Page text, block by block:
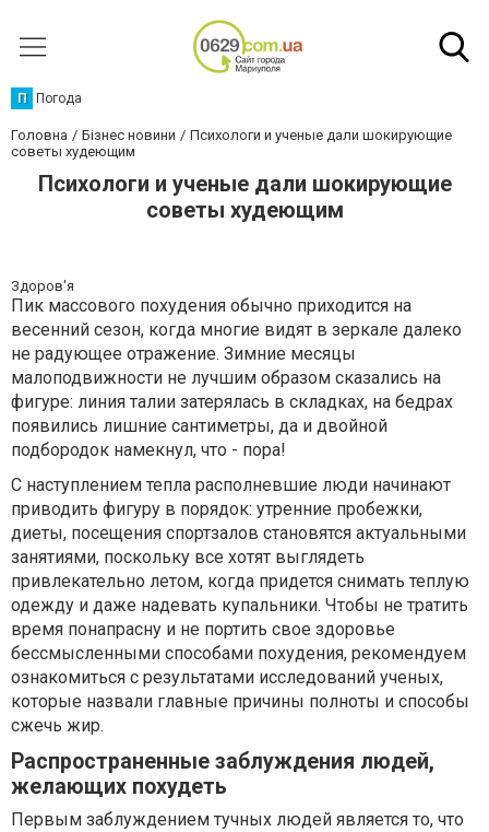
П Погода
Головна Бізнес новини
Психологи и ученые дали шокирующие
советы худеющим
Психологи и ученые дали шокирующие
советы худеющим
Здоров'я
Пик массового похудения обычно приходится на
весенний сезон, когда многие видят в зеркале далеко
не радующее отражение. Зимние месяцы
малоподвижности не лучшим образом сказались на
фигуре: линия талии затерялась в складках, на бедрах
появились лишние сантиметры, да и двойной
подбородок намекнул, что - пора!
С наступлением тепла располневшие люди начинают
приводить фигуру в порядок: утренние пробежки,
диеты, посещения спортзалов становятся актуальными
занятиями, поскольку все хотят выглядеть
привлекательно летом, когда придется снимать теплую
одежду и даже надевать купальники. Чтобы не тратить
время понапрасну и не портить свое здоровье
бессмысленными способами похудения, рекомендуем
ознакомиться с результатами исследований ученых,
которые назвали главные причины полноты и способы
сжечь жир.
Распространенные заблуждения людей,
желающих похудеть
Первым заблуждением тучных людей является то, что